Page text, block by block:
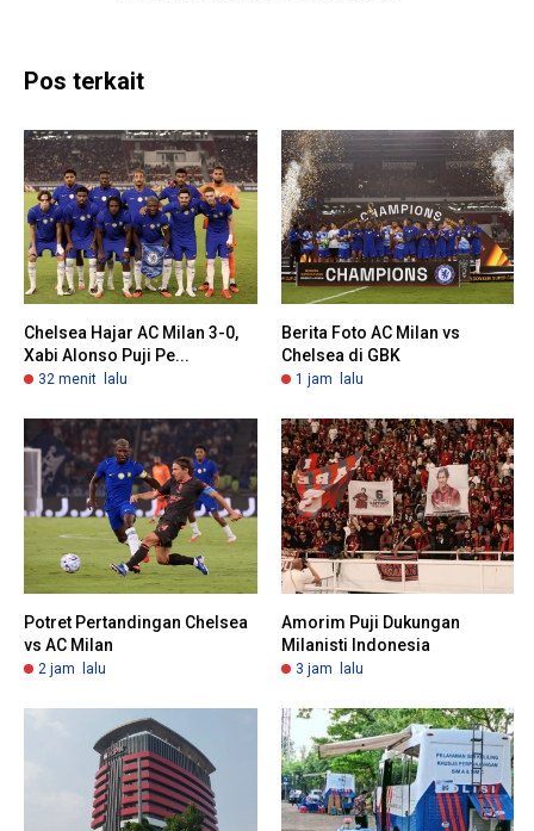
Pos terkait
Chelsea Hajar AC Milan 3-0,
Xabi Alonso Puji Pe...
32 menit lalu
Berita Foto AC Milan vs
Chelsea di GBK
1 jam lalu
Potret Pertandingan Chelsea
vs AC Milan
2 jam lalu
Amorim Puji Dukungan
Milanisti Indonesia
3 jam lalu